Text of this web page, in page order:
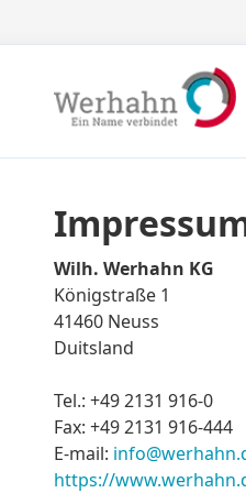
Wilh. Werhahn KG
Königstraße 1
41460 Neuss
Duitsland
Tel.: +49 2131 916-0
Fax: +49 2131 916-444
E-mail:
https://